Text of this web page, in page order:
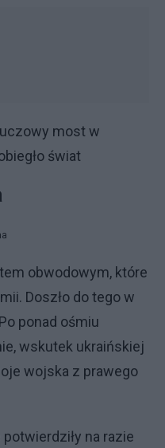
most w
świat
obwodowym, które
Doszło do tego w
ponad ośmiu
wskutek ukraińskiej
wojska z prawego
na razie